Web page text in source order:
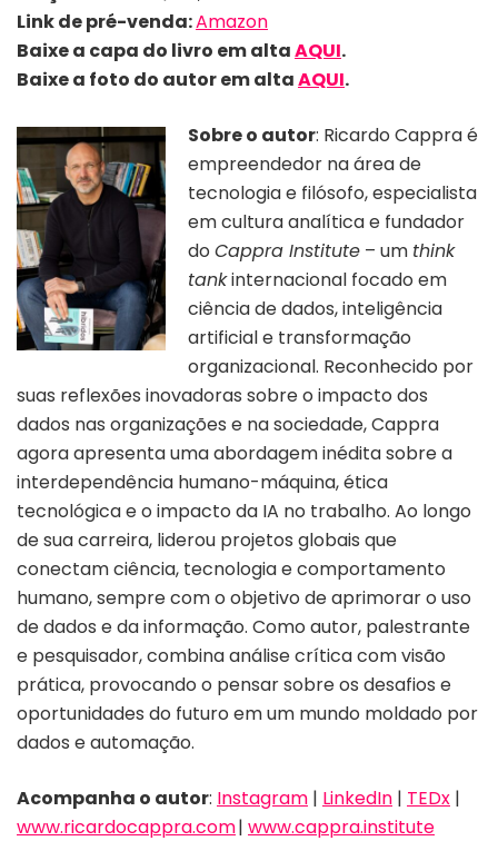
Link de pré-venda:Amazon
Baixe a capa do livro em altaAQUI.
Baixe a foto do autor em altaAQUI.
Sobre o autor: Ricardo Cappra é
empreendedor na área de
tecnologia e filósofo, especialista
em cultura analítica e fundador
do Cappra Institute – um think
tankinternacional focado em
ciência de dados, inteligência
artificial e transformação
organizacional. Reconhecido por
suas reflexões inovadoras sobre o impacto dos
dados nas organizações e na sociedade, Cappra
agora apresenta uma abordagem inédita sobre a
interdependência humano-máquina, ética
tecnológica e o impacto da IA no trabalho. Ao longo
de sua carreira, liderou projetos globais que
conectam ciência, tecnologia e comportamento
humano, sempre com o objetivo de aprimorar o uso
de dados e da informação. Como autor, palestrante
e pesquisador, combina análise crítica com visão
prática, provocando o pensar sobre os desafios e
oportunidades do futuro em um mundo moldado por
dados e automação.
Acompanha o autor: Instagram | LinkedIn | TEDx |
www.ricardocappra.com| www.cappra.institute